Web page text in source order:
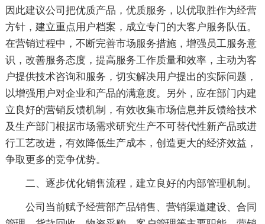
因此建议公司把优质产品，优质服务，以优取胜作为经营
方针，建立重点用户档案，成立专门的大客户服务队伍。
在营销过程中，不断完善市场服务措施，增强员工服务意
识，改善服务态度，提高服务工作质量和效率，主动为客
户提供技术咨询和服务，切实解决用户提出的实际问题，
以增强用户对企业和产品的满意度。另外，应在部门内建
立良好的营销反馈机制，有效收集市场信息并反馈给技术
及生产部门根据市场需求研究生产不可替代性新产品或进
行工艺改进，有效降低生产成本，创造更大的经济效益，
争取更多的竞争优势。
二、逐步优化销售流程，建立良好的内部管理机制。
公司当前赋予经营部产品销售、营销渠道建设、合同